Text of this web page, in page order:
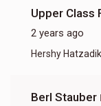
Upper Class
2 years ago
Hershy
Berl Stauber